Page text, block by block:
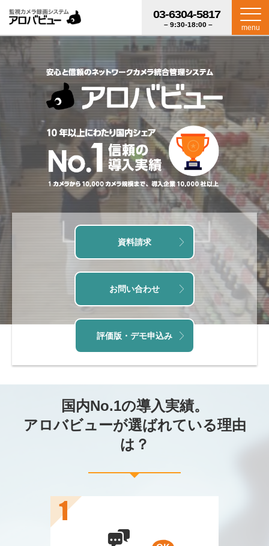
menu
03-6304-5817
– 9:30-18:00 –
資料請求
お問い合わせ
評価版・デモ申込み
国内No.1の導入実績。
アロバビューが選ばれている理由
は？